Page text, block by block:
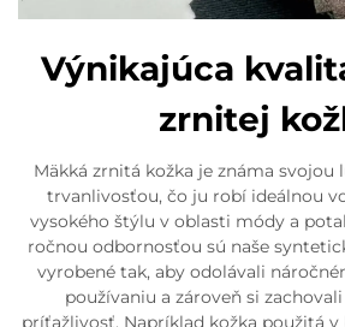
Výnikajúca
zrnitej
Mäkká zrnitá kožka je známa svojou
trvanlivosťou, čo ju robí ideálnou
vysokého štýlu v oblasti módy a
ročnou odbornosťou sú naše
vyrobené tak, aby odolávali
používaniu a zároveň si
príťažlivosť. Napríklad kožka použitá